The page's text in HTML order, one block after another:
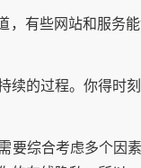
，有些网站和服务
续的过程。你得时
要综合考虑多个因